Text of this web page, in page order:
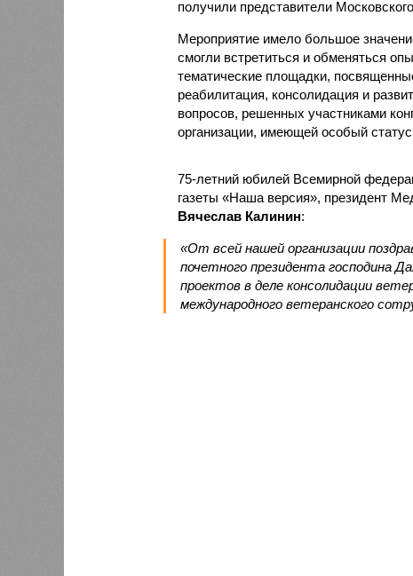
получили представители
Мероприятие имело большое
смогли встретиться и обменяться
тематические площадки,
реабилитация, консолидация и
вопросов, решенных участниками
организации, имеющей особый
75-летний юбилей Всемирной
газеты «Наша версия», президент
Вячеслав Калинин:
«От всей нашей организации
почетного президента господина
проектов в деле консолидации
международного ветеранского